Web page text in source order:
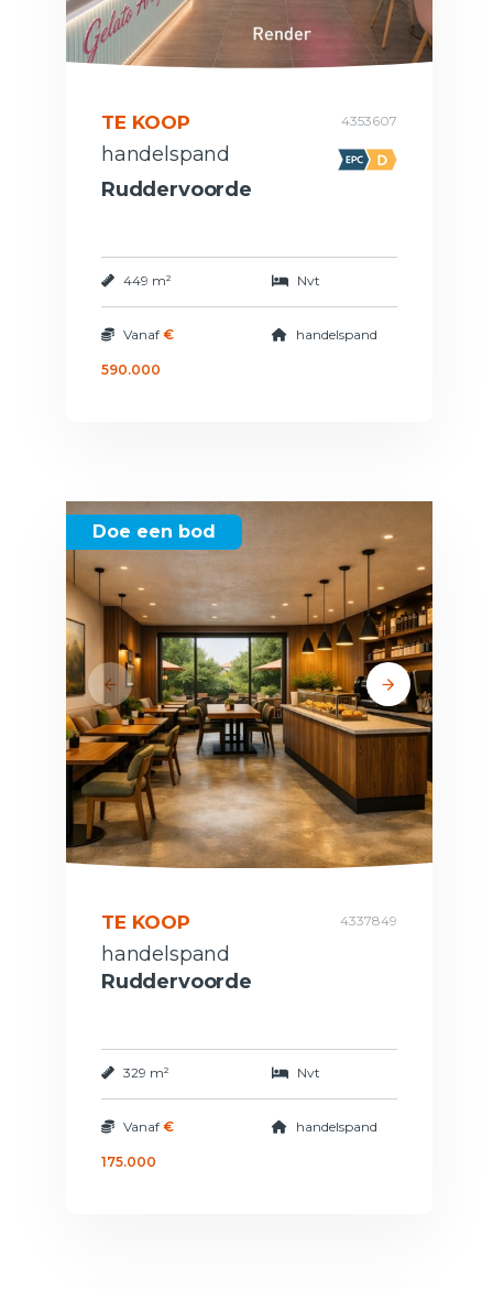
TE KOOP 4353607
handelspand
Ruddervoorde
449 m² Nvt
Vanaf €
590.000
handelspand
Doe een bod
TE KOOP 4337849
handelspand
Ruddervoorde
329 m² Nvt
Vanaf €
175.000
handelspand